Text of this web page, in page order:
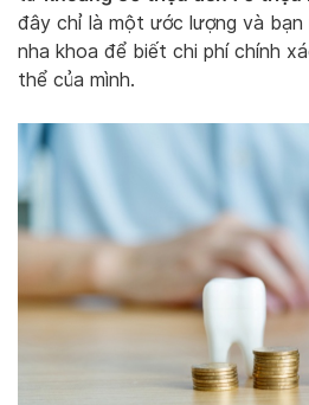
đây chỉ là một ước lượng và
nha khoa để biết chi phí chính
thể của mình.